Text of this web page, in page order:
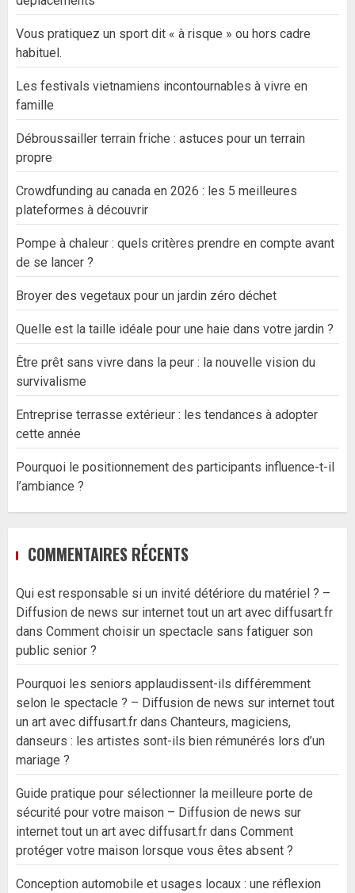
Vous pratiquez un sport dit « à risque » ou hors cadre
habituel.
Les festivals vietnamiens incontournables à vivre en
famille
Débroussailler terrain friche : astuces pour un terrain
propre
Crowdfunding au canada en 2026 : les 5 meilleures
plateformes à découvrir
Pompe à chaleur : quels critères prendre en compte avant
de se lancer ?
Broyer des vegetaux pour un jardin zéro déchet
Quelle est la taille idéale pour une haie dans votre jardin ?
Être prêt sans vivre dans la peur : la nouvelle vision du
survivalisme
Entreprise terrasse extérieur : les tendances à adopter
cette année
Pourquoi le positionnement des participants influence-t-il
l’ambiance ?
COMMENTAIRES RÉCENTS
Qui est responsable si un invité détériore du matériel ? –
Diffusion de news sur internet tout un art avec diffusart.fr
dans Comment choisir un spectacle sans fatiguer son
public senior ?
Pourquoi les seniors applaudissent-ils différemment
selon le spectacle ? – Diffusion de news sur internet tout
un art avec diffusart.fr dans Chanteurs, magiciens,
danseurs : les artistes sont-ils bien rémunérés lors d’un
mariage ?
Guide pratique pour sélectionner la meilleure porte de
sécurité pour votre maison – Diffusion de news sur
internet tout un art avec diffusart.fr dans Comment
protéger votre maison lorsque vous êtes absent ?
Conception automobile et usages locaux : une réflexion